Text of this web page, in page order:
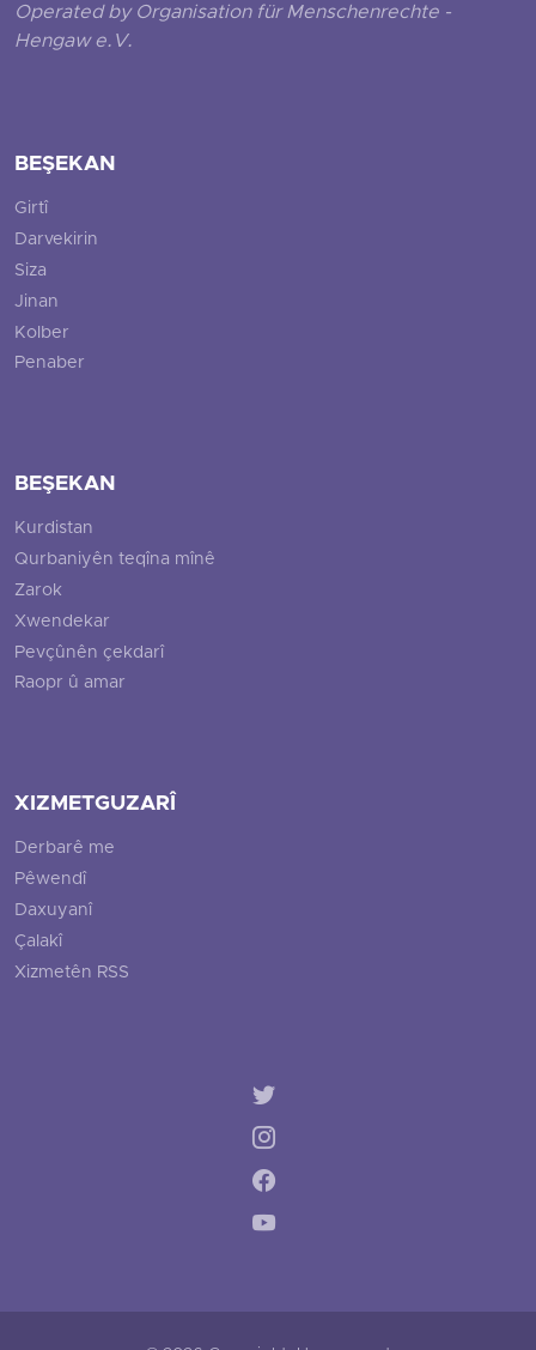
Operated by Organisation für Menschenrechte -
Hengaw e.V.
BEŞEKAN
Girtî
Darvekirin
Siza
Jinan
Kolber
Penaber
BEŞEKAN
Kurdistan
Qurbaniyên teqîna mînê
Zarok
Xwendekar
Pevçûnên çekdarî
Raopr û amar
XIZMETGUZARÎ
Derbarê me
Pêwendî
Daxuyanî
Çalakî
Xizmetên RSS